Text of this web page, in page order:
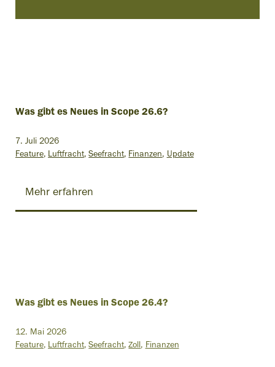
Was gibt es Neues in Scope 26.6?
7. Juli 2026
Feature Luftfracht Seefracht Finanzen Update
Mehr erfahren
Was gibt es Neues in Scope 26.4?
12. Mai 2026
Feature Luftfracht Seefracht Zoll Finanzen